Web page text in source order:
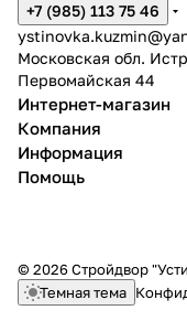
+7 (985) 113 75 46
Московская обл.
Первомайская 44
Интернет-магазин
Компания
Информация
Помощь
© 2026 Стройдвор
Темная тема